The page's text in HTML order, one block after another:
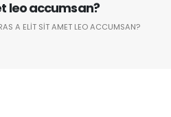
leo accumsan?
A ELIT SIT AMET LEO ACCUMSAN?